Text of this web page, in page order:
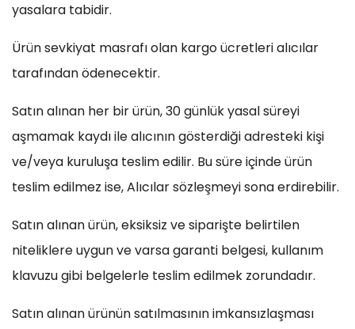
yasalara tabidir.
Ürün sevkiyat masrafı olan kargo ücretleri alıcılar
tarafından ödenecektir.
Satın alınan her bir ürün, 30 günlük yasal süreyi
aşmamak kaydı ile alıcının gösterdiği adresteki kişi
ve/veya kuruluşa teslim edilir. Bu süre içinde ürün
teslim edilmez ise, Alıcılar sözleşmeyi sona erdirebilir.
Satın alınan ürün, eksiksiz ve siparişte belirtilen
niteliklere uygun ve varsa garanti belgesi, kullanım
klavuzu gibi belgelerle teslim edilmek zorundadır.
Satın alınan ürünün satılmasının imkansızlaşması